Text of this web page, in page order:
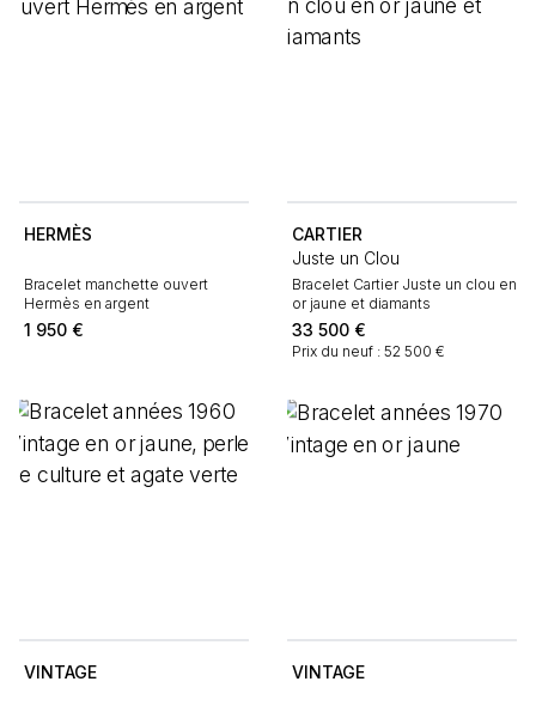
HERMÈS
Bracelet manchette ouvert
Hermès en argent
1 950 €
CARTIER
Juste un Clou
Bracelet Cartier Juste un clou en
or jaune et diamants
33 500 €
Prix du neuf : 52 500 €
VINTAGE VINTAGE